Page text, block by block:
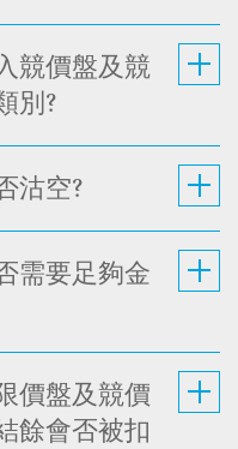
競價盤及競
別?
沽空?
需要足夠金
價盤及競價
餘會否被扣